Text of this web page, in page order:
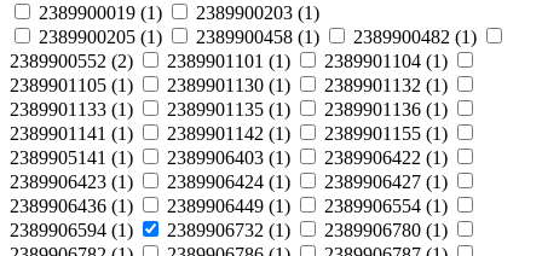
2389900019 (1) 2389900203 (1)
2389900205 (1) 2389900458 (1) 2389900482 (1)
2389900552 (2) 2389901101 (1) 2389901104 (1)
2389901105 (1) 2389901130 (1) 2389901132 (1)
2389901133 (1) 2389901135 (1) 2389901136 (1)
2389901141 (1) 2389901142 (1) 2389901155 (1)
2389905141 (1) 2389906403 (1) 2389906422 (1)
2389906423 (1) 2389906424 (1) 2389906427 (1)
2389906436 (1) 2389906449 (1) 2389906554 (1)
2389906594 (1) 2389906732 (1) 2389906780 (1)